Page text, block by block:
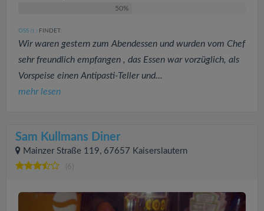
50%
OSS (1 ) FINDET:
Wir waren gestern zum Abendessen und wurden vom Chef
sehr freundlich empfangen , das Essen war vorzüglich, als
Vorspeise einen Antipasti-Teller und...
mehr lesen
Sam Kullmans Diner
Mainzer Straße 119, 67657 Kaiserslautern
(6)